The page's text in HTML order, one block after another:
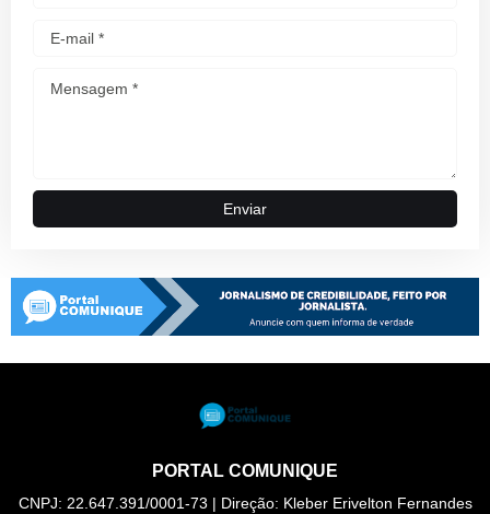
PORTAL COMUNIQUE
CNPJ: 22.647.391/0001-73 | Direção: Kleber Erivelton Fernandes